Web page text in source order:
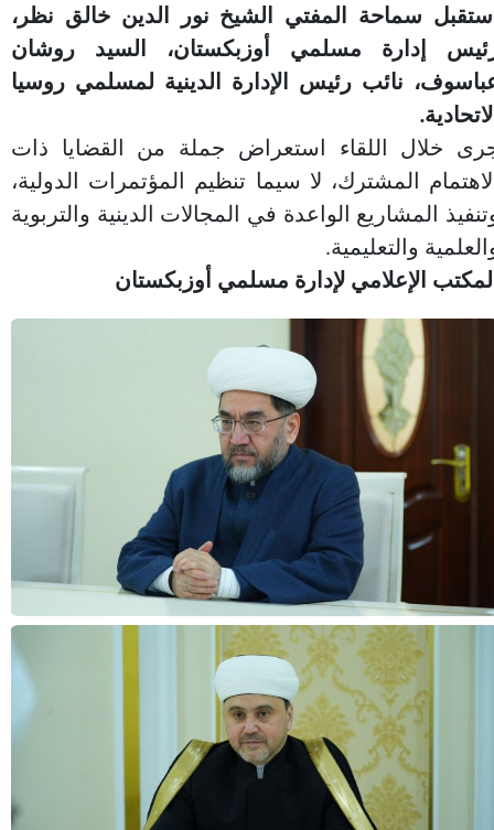
سماحة المفتي الشيخ نور الدين خالق نظر،
إدارة مسلمي أوزبكستان، السيد روشان
نائب رئيس الإدارة الدينية لمسلمي روسيا
خلال اللقاء استعراض جملة من القضايا ذات
المشترك، لا سيما تنظيم المؤتمرات الدولية،
المشاريع الواعدة في المجالات الدينية والتربوية
والتعليمية.
الإعلامي لإدارة مسلمي أوزبكستان